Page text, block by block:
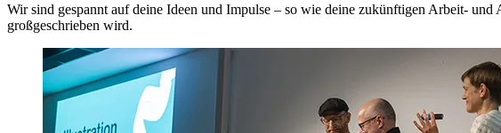
Wir sind gespannt auf deine Ideen und Impulse – so wie deine zukünftigen Arbeit-
großgeschrieben wird.